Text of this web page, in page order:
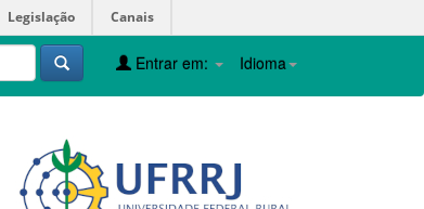
Legislação Canais
Idioma
Entrar em: